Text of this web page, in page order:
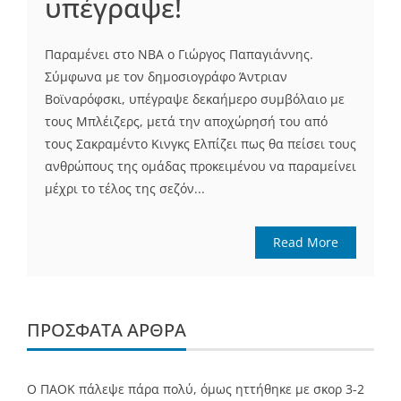
υπέγραψε!
Παραμένει στο ΝΒΑ ο Γιώργος Παπαγιάννης.
Σύμφωνα με τον δημοσιογράφο Άντριαν
Βοϊναρόφσκι, υπέγραψε δεκαήμερο συμβόλαιο με
τους Μπλέιζερς, μετά την αποχώρησή του από
τους Σακραμέντο Κινγκς Ελπίζει πως θα πείσει τους
ανθρώπους της ομάδας προκειμένου να παραμείνει
μέχρι το τέλος της σεζόν...
Read More
ΠΡΌΣΦΑΤΑ ΆΡΘΡΑ
Ο ΠΑΟΚ πάλεψε πάρα πολύ, όμως ηττήθηκε με σκορ 3-2